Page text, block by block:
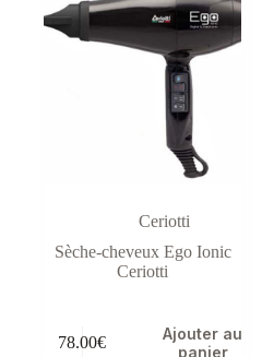
Ceriotti
Sèche-cheveux Ego Ionic
Ceriotti
78.00€
Ajouter au
panier